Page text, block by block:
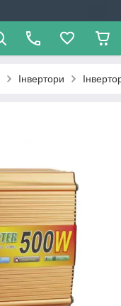
Інвертори